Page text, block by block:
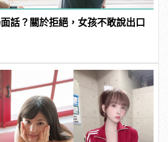
話？關於拒絕，女孩不敢說出口